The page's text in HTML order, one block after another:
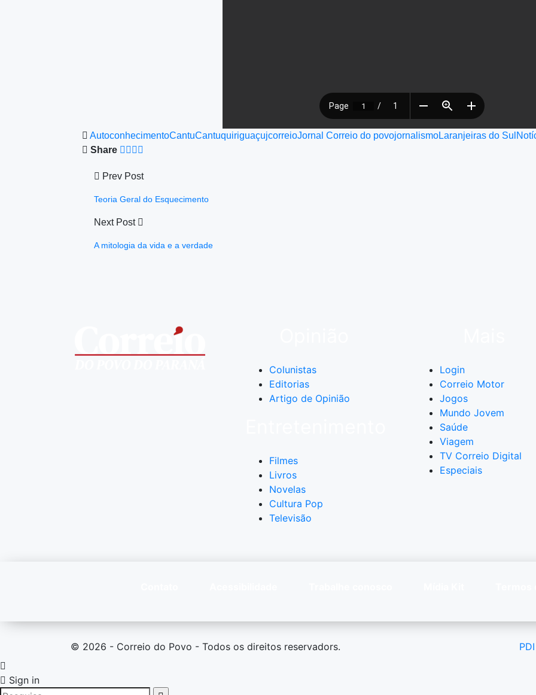
AutoconhecimentoCantuCantuquiriguaçujcorreioJornal Correio do povojornalismoLaranjeiras do Sul
Share
Prev Post
Teoria Geral do Esquecimento
Next Post
A mitologia da vida e a verdade
Colunistas
Editorias
Artigo de Opinião
Filmes
Livros
Novelas
Cultura Pop
Televisão
Login
Correio Motor
Jogos
Mundo Jovem
Saúde
Viagem
TV Correio Digital
Especiais
© 2026 - Correio do Povo - Todos os direitos reservadors.
Sign in